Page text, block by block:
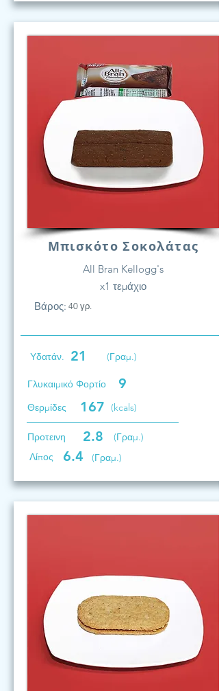
Μπισκότο Σοκολάτας
All Bran Kellogg's
x1 τεμάχιο
Βάρος: 40 γρ.
Υδατάν. 21 (Γραμ.)
Γλυκαιμικό Φορτίο 9
Θερμίδες 167 (kcals)
Προτεινη 2.8
(Γραμ.)
Λίπος
6.4 (Γραμ.)